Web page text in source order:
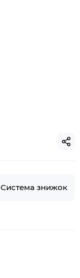
Система знижок